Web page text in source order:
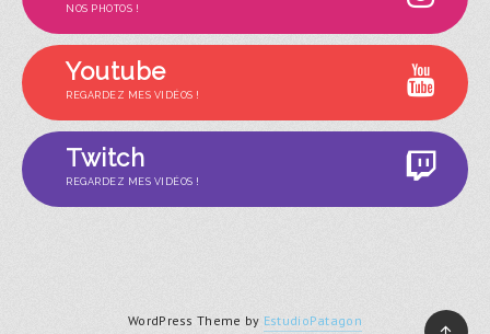
NOS PHOTOS !
Youtube
REGARDEZ MES VIDÉOS !
Twitch
REGARDEZ MES VIDÉOS !
WordPress Theme by EstudioPatagon